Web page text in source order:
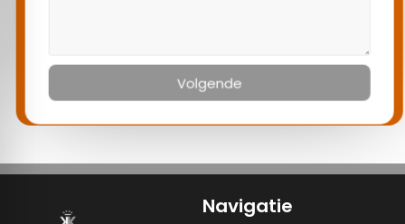
Volgende
Navigatie